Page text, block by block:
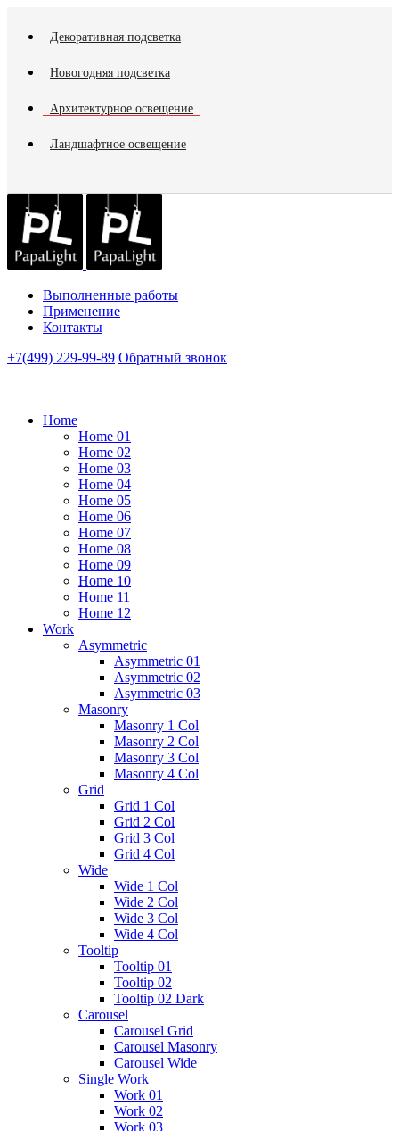
Декоративная подсветка
Новогодняя подсветка
Архитектурное освещение
Ландшафтное освещение
Выполненные работы
Применение
Контакты
+7(499) 229-99-89 Обратный звонок
Home
Home 01
Home 02
Home 03
Home 04
Home 05
Home 06
Home 07
Home 08
Home 09
Home 10
Home 11
Home 12
Work
Asymmetric
Asymmetric 01
Asymmetric 02
Asymmetric 03
Masonry
Masonry 1 Col
Masonry 2 Col
Masonry 3 Col
Masonry 4 Col
Grid
Grid 1 Col
Grid 2 Col
Grid 3 Col
Grid 4 Col
Wide
Wide 1 Col
Wide 2 Col
Wide 3 Col
Wide 4 Col
Tooltip
Tooltip 01
Tooltip 02
Tooltip 02 Dark
Carousel
Carousel Grid
Carousel Masonry
Carousel Wide
Single Work
Work 01
Work 02
Work 03